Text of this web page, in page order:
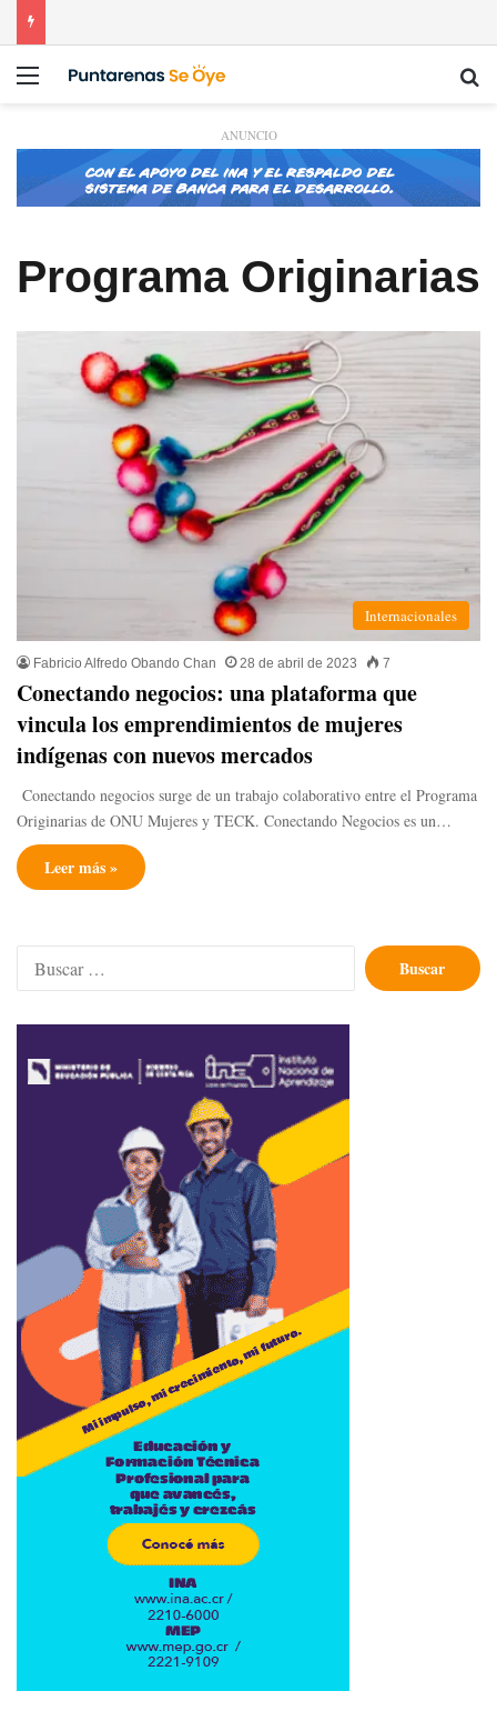
Menú
ANUNCIO
Programa Originarias
Internacionales
Fabricio Alfredo Obando Chan 28 de abril de 2023 7
Conectando negocios: una plataforma que
vincula los emprendimientos de mujeres
indígenas con nuevos mercados
Conectando negocios surge de un trabajo colaborativo entre el Programa
Originarias de ONU Mujeres y TECK. Conectando Negocios es un…
Leer más »
Buscar: